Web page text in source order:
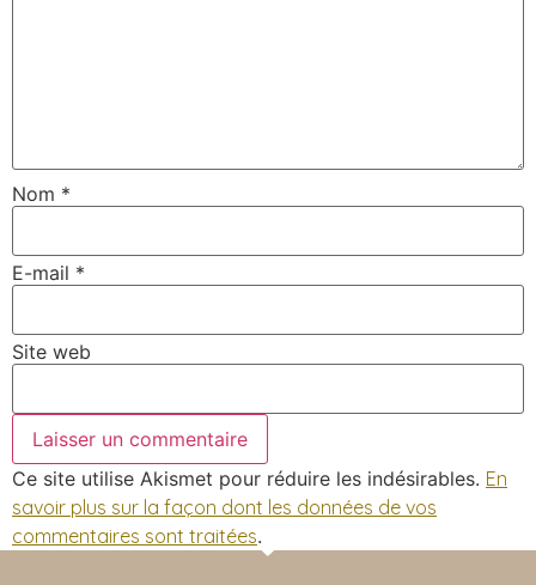
Nom *
E-mail *
Site web
Ce site utilise Akismet pour réduire les indésirables. En
savoir plus sur la façon dont les données de vos
commentaires sont traitées.